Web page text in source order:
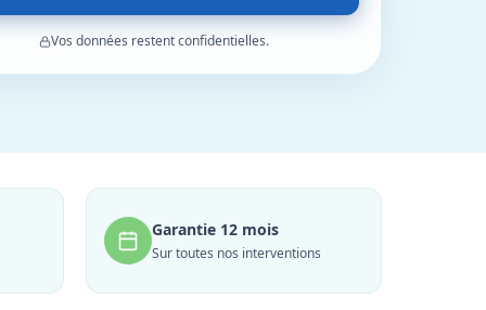
Vos données restent confidentielles.
Garantie 12 mois
Sur toutes nos interventions